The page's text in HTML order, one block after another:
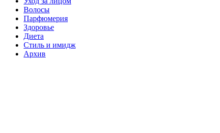
Волосы
Парфюмерия
Здоровье
Диета
Стиль и имидж
Архив